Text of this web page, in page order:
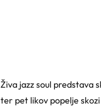
Živa jazz soul predstava
ter pet likov popelje